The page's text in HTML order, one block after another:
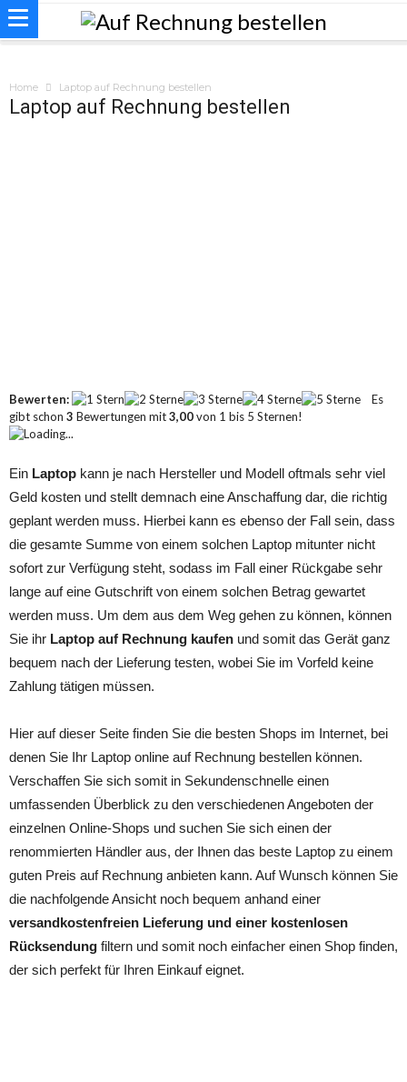
Home Laptop auf Rechnung bestellen
Laptop auf Rechnung bestellen
Bewerten:
Es
gibt schon 3 Bewertungen mit3,00von 1 bis 5 Sternen!
Loading...
Ein Laptop kann je nach Hersteller und Modell oftmals sehr viel
Geld kosten und stellt demnach eine Anschaffung dar, die richtig
geplant werden muss. Hierbei kann es ebenso der Fall sein, dass
die gesamte Summe von einem solchen Laptop mitunter nicht
sofort zur Verfügung steht, sodass im Fall einer Rückgabe sehr
lange auf eine Gutschrift von einem solchen Betrag gewartet
werden muss. Um dem aus dem Weg gehen zu können, können
Sie ihr Laptop auf Rechnung kaufen und somit das Gerät ganz
bequem nach der Lieferung testen, wobei Sie im Vorfeld keine
Zahlung tätigen müssen.
Hier auf dieser Seite finden Sie die besten Shops im Internet, bei
denen Sie Ihr Laptop online auf Rechnung bestellen können.
Verschaffen Sie sich somit in Sekundenschnelle einen
umfassenden Überblick zu den verschiedenen Angeboten der
einzelnen Online-Shops und suchen Sie sich einen der
renommierten Händler aus, der Ihnen das beste Laptop zu einem
guten Preis auf Rechnung anbieten kann. Auf Wunsch können Sie
die nachfolgende Ansicht noch bequem anhand einer
versandkostenfreien Lieferung und einer kostenlosen
Rücksendung filtern und somit noch einfacher einen Shop finden,
der sich perfekt für Ihren Einkauf eignet.